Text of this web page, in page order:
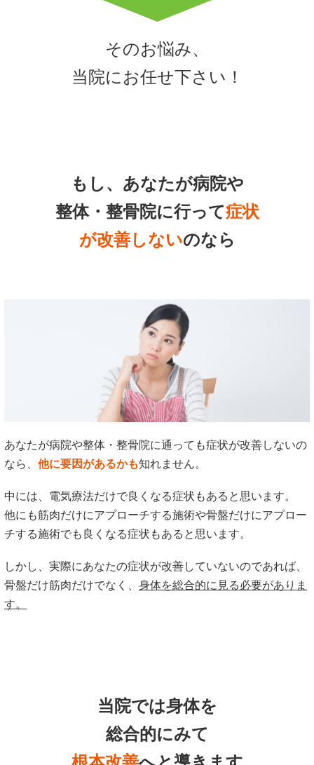
そのお悩み、
当院にお任せ下さい！
もし、あなたが病院や
整体・整骨院に行って症状
が改善しないのなら
あなたが病院や整体・整骨院に通っても症状が改善しないの
なら、 他に要因があるかも知れません。
中には、電気療法だけで良くなる症状もあると思います。
他にも筋肉だけにアプローチする施術や骨盤だけにアプロー
チする施術でも良くなる症状もあると思います。
しかし、実際にあなたの症状が改善していないのであれば、
骨盤だけ筋肉だけでなく、 身体を総合的に見る必要がありま
す。
当院では身体を
総合的にみて